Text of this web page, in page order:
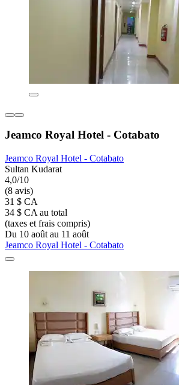
Jeamco Royal Hotel - Cotabato
Jeamco Royal Hotel - Cotabato
Sultan Kudarat
4,0/10
(8 avis)
31 $ CA
34 $ CA au total
(taxes et frais compris)
Du 10 août au 11 août
Jeamco Royal Hotel - Cotabato